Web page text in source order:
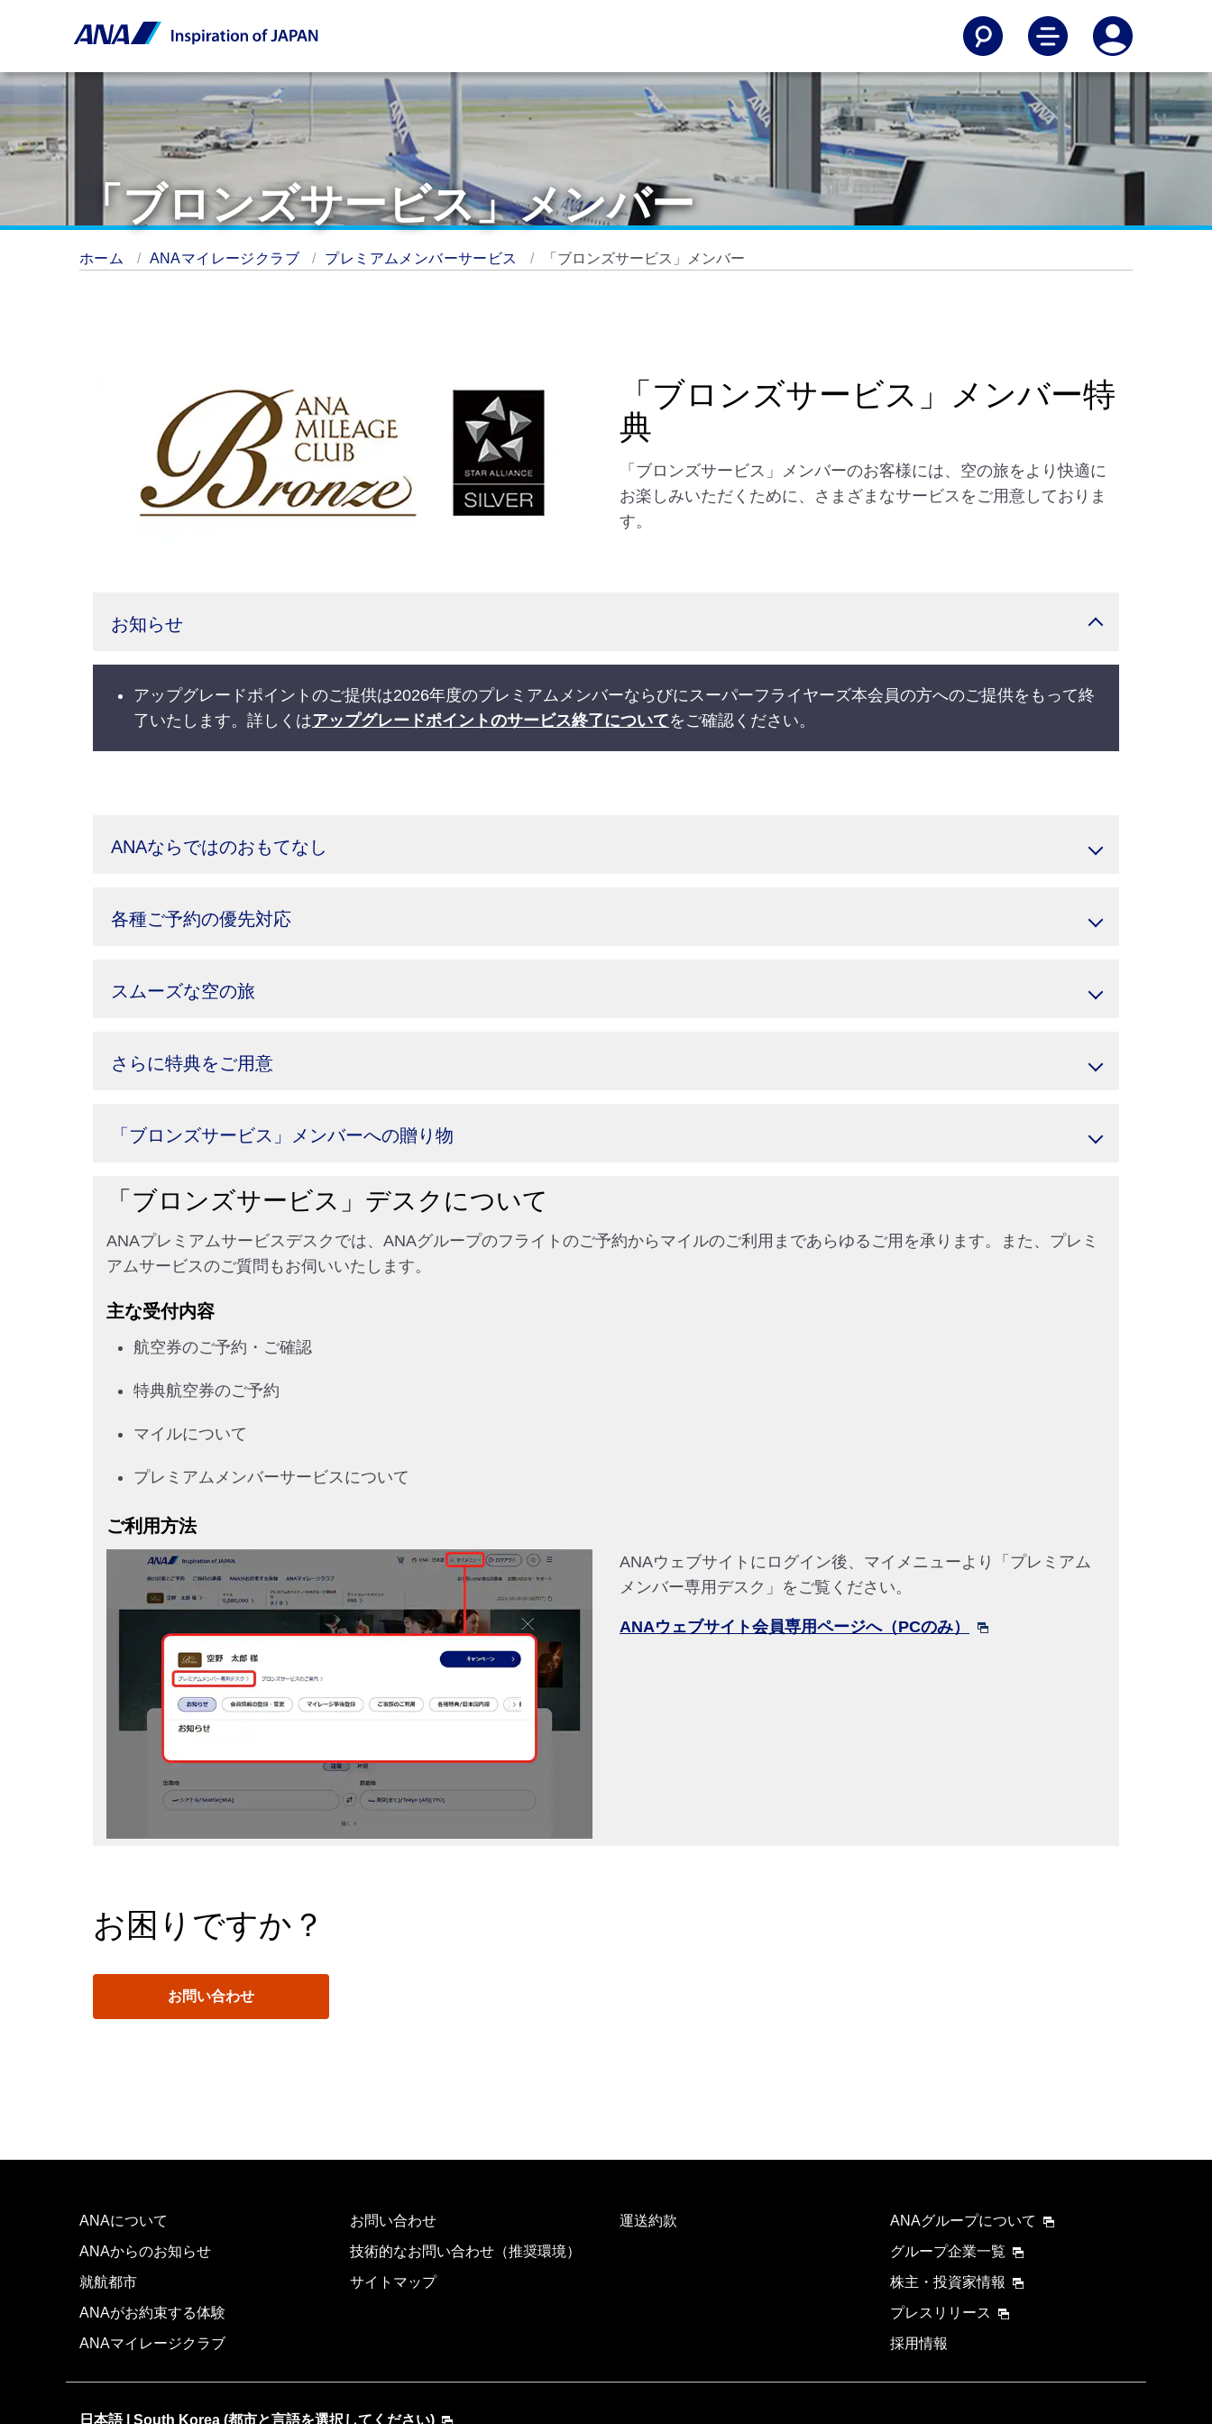
「ブロンズサービス」メンバー
ホーム ANAマイレージクラブ プレミアムメンバーサービス 「ブロンズサービス」メンバー
「ブロンズサービス」メンバー特
典
「ブロンズサービス」メンバーのお客様には、空の旅をより快適に
お楽しみいただくために、さまざまなサービスをご用意しておりま
す。
お知らせ
アップグレードポイントのご提供は2026年度のプレミアムメンバーならびにスーパーフライヤーズ本会員の方へのご提供をもって終
了いたします。詳しくはアップグレードポイントのサービス終了についてをご確認ください。
ANAならではのおもてなし
各種ご予約の優先対応
スムーズな空の旅
さらに特典をご用意
「ブロンズサービス」メンバーへの贈り物
「ブロンズサービス」デスクについて
ANAプレミアムサービスデスクでは、ANAグループのフライトのご予約からマイルのご利用まであらゆるご用を承ります。また、プレミ
アムサービスのご質問もお伺いいたします。
主な受付内容
航空券のご予約・ご確認
特典航空券のご予約
マイルについて
プレミアムメンバーサービスについて
ご利用方法
ANAウェブサイトにログイン後、マイメニューより「プレミアム
メンバー専用デスク」をご覧ください。
ANAウェブサイト会員専用ページへ（PCのみ）
お困りですか？
お問い合わせ
ANAについて
ANAからのお知らせ
就航都市
ANAがお約束する体験
ANAマイレージクラブ
お問い合わせ
技術的なお問い合わせ（推奨環境）
サイトマップ
運送約款
ANAグループについて
グループ企業一覧
株主・投資家情報
プレスリリース
採用情報
日本語 | South Korea (都市と言語を選択してください)